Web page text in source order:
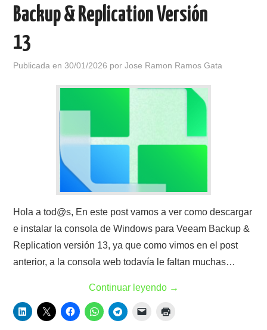
Backup & Replication Versión
13
Publicada en30/01/2026 porJose Ramon Ramos Gata
Hola a tod@s, En este post vamos a ver como descargar
e instalar la consola de Windows para Veeam Backup &
Replication versión 13, ya que como vimos en el post
anterior, a la consola web todavía le faltan muchas…
Continuar leyendo →